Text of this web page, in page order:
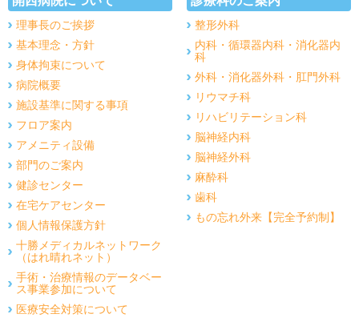
理事長のご挨拶
基本理念・方針
身体拘束について
病院概要
施設基準に関する事項
フロア案内
アメニティ設備
部門のご案内
健診センター
在宅ケアセンター
個人情報保護方針
十勝メディカルネットワーク
（はれ晴れネット）
手術・治療情報のデータベー
ス事業参加について
医療安全対策について
整形外科
内科・循環器内科・消化器内
科
外科・消化器外科・肛門外科
リウマチ科
リハビリテーション科
脳神経内科
脳神経外科
麻酔科
歯科
もの忘れ外来【完全予約制】